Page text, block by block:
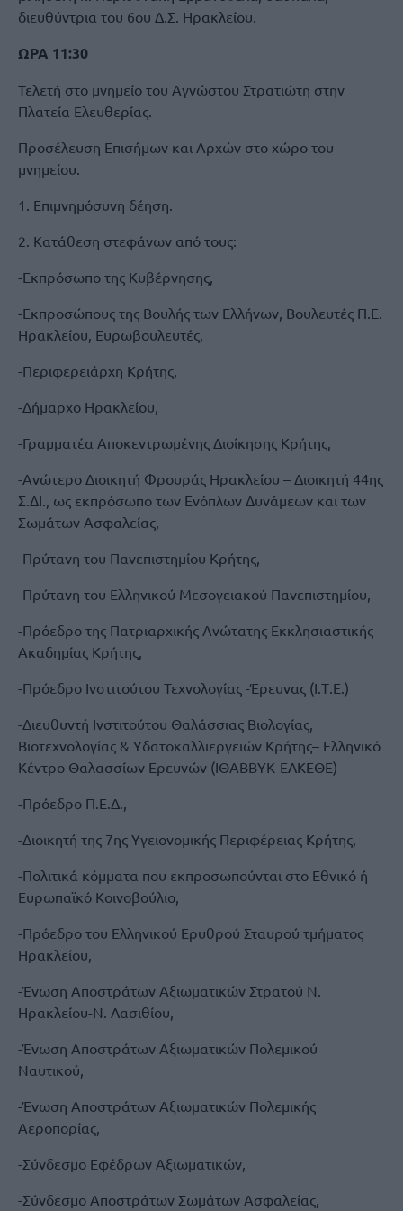
διευθύντρια του 6ου Δ.Σ. Ηρακλείου.
ΩΡΑ 11:30
Τελετή στο μνημείο του Αγνώστου Στρατιώτη στην
Πλατεία Ελευθερίας.
Προσέλευση Επισήμων και Αρχών στο χώρο του
μνημείου.
1. Επιμνημόσυνη δέηση.
2. Κατάθεση στεφάνων από τους:
-Εκπρόσωπο της Κυβέρνησης,
-Εκπροσώπους της Βουλής των Ελλήνων, Βουλευτές Π.Ε.
Ηρακλείου, Ευρωβουλευτές,
-Περιφερειάρχη Κρήτης,
-Δήμαρχο Ηρακλείου,
-Γραμματέα Αποκεντρωμένης Διοίκησης Κρήτης,
-Ανώτερο Διοικητή Φρουράς Ηρακλείου – Διοικητή 44ης
Σ.ΔΙ., ως εκπρόσωπο των Ενόπλων Δυνάμεων και των
Σωμάτων Ασφαλείας,
-Πρύτανη του Πανεπιστημίου Κρήτης,
-Πρύτανη του Ελληνικού Μεσογειακού Πανεπιστημίου,
-Πρόεδρο της Πατριαρχικής Ανώτατης Εκκλησιαστικής
Ακαδημίας Κρήτης,
-Πρόεδρο Ινστιτούτου Τεχνολογίας -Έρευνας (Ι.Τ.Ε.)
-Διευθυντή Ινστιτούτου Θαλάσσιας Βιολογίας,
Βιοτεχνολογίας & Υδατοκαλλιεργειών Κρήτης– Ελληνικό
Κέντρο Θαλασσίων Ερευνών (ΙΘΑΒΒΥΚ-ΕΛΚΕΘΕ)
-Πρόεδρο Π.Ε.Δ.,
-Διοικητή της 7ης Υγειονομικής Περιφέρειας Κρήτης,
-Πολιτικά κόμματα που εκπροσωπούνται στο Εθνικό ή
Ευρωπαϊκό Κοινοβούλιο,
-Πρόεδρο του Ελληνικού Ερυθρού Σταυρού τμήματος
Ηρακλείου,
-Ένωση Αποστράτων Αξιωματικών Στρατού Ν.
Ηρακλείου-Ν. Λασιθίου,
-Ένωση Αποστράτων Αξιωματικών Πολεμικού
Ναυτικού,
-Ένωση Αποστράτων Αξιωματικών Πολεμικής
Αεροπορίας,
-Σύνδεσμο Εφέδρων Αξιωματικών,
-Σύνδεσμο Αποστράτων Σωμάτων Ασφαλείας,